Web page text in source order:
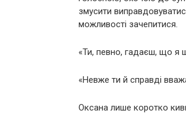
змусити
можливості зачепитися.
«Ти, певно, гадаєш, що я
«Невже ти й справді
Оксана лише коротко